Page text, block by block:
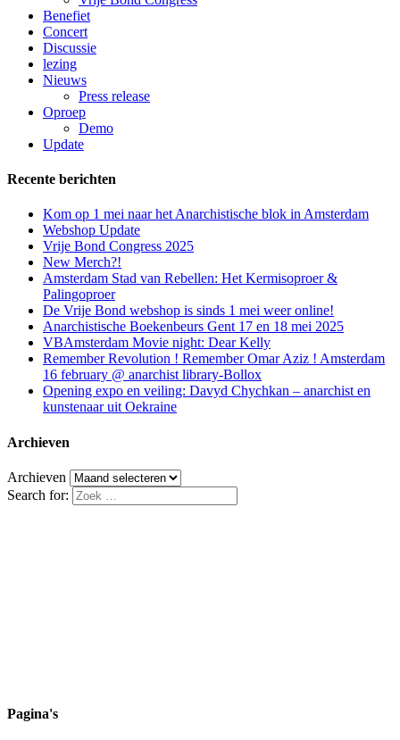
Benefiet
Concert
Discussie
lezing
Nieuws
Press release
Oproep
Demo
Update
Recente berichten
Kom op 1 mei naar het Anarchistische blok in Amsterdam
Webshop Update
Vrije Bond Congress 2025
New Merch?!
Amsterdam Stad van Rebellen: Het Kermisoproer &
Palingoproer
De Vrije Bond webshop is sinds 1 mei weer online!
Anarchistische Boekenbeurs Gent 17 en 18 mei 2025
VBAmsterdam Movie night: Dear Kelly
Remember Revolution ! Remember Omar Aziz ! Amsterdam
16 february @ anarchist library-Bollox
Opening expo en veiling: Davyd Chychkan – anarchist en
kunstenaar uit Oekraine
Archieven
Archieven
Search for:
Pagina's